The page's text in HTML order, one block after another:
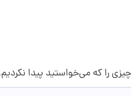
چیزی را که می‌خواستید پیدا